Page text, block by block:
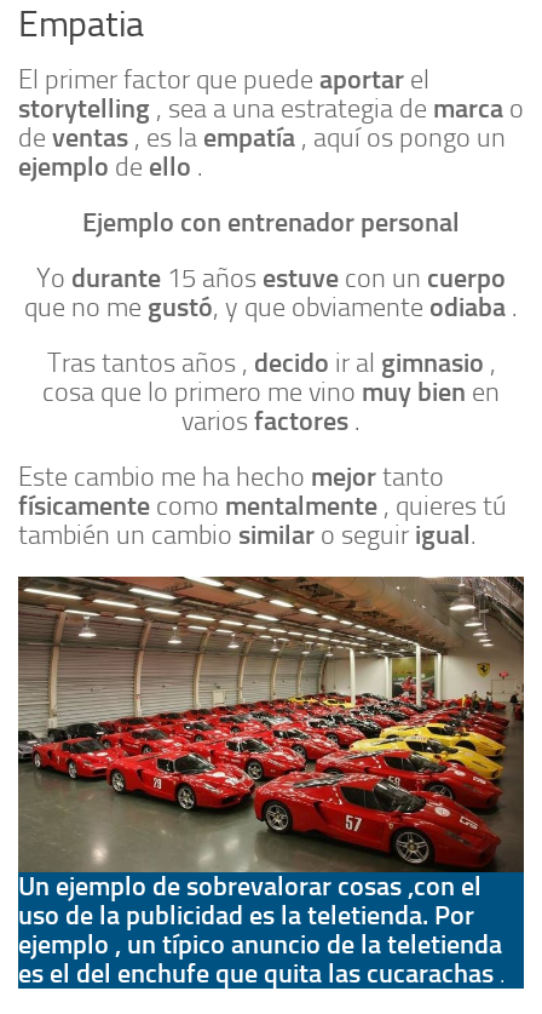
Empatia
El primer factor que puede aportar el
storytelling , sea a una estrategia de marca o
de ventas , es la empatía , aquí os pongo un
ejemplo de ello .
Ejemplo con entrenador personal
Yo durante 15 años estuve con un cuerpo
que no me gustó, y que obviamente odiaba .
Tras tantos años , decido ir al gimnasio ,
cosa que lo primero me vino muy bien en
variosfactores .
Este cambio me ha hecho mejortanto
físicamente como mentalmente , quieres tú
también un cambio similar o seguir igual.
Un ejemplo de sobrevalorar cosas ,con el
uso de la publicidad es la teletienda. Por
ejemplo , un típico anuncio de la teletienda
es el del enchufe que quita las cucarachas .